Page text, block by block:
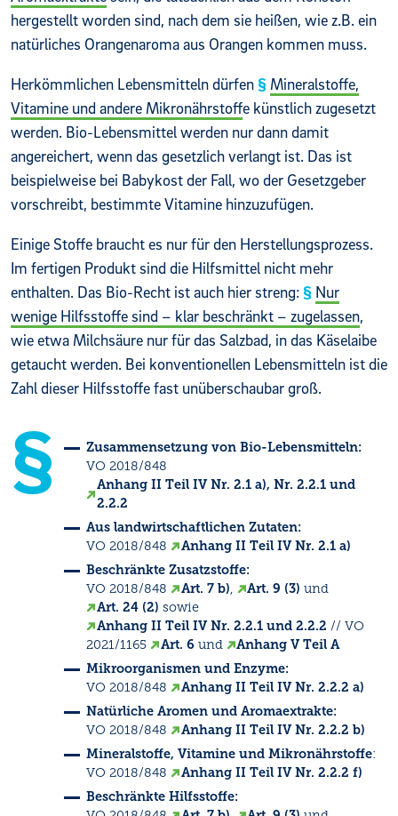
hergestellt worden sind, nach dem sie heißen, wie z.B. ein
natürliches Orangenaroma aus Orangen kommen muss.
Herkömmlichen Lebensmitteln dürfen
Mineralstoffe,
Vitamine und andere Mikronährstoffe künstlich zugesetzt
werden. Bio-Lebensmittel werden nur dann damit
angereichert, wenn das gesetzlich verlangt ist. Das ist
beispielweise bei Babykost der Fall, wo der Gesetzgeber
vorschreibt, bestimmte Vitamine hinzuzufügen.
Einige Stoffe braucht es nur für den Herstellungsprozess.
Im fertigen Produkt sind die Hilfsmittel nicht mehr
enthalten. Das Bio-Recht ist auch hier streng:
Nur
wenige Hilfsstoffe sind – klar beschränkt – zugelassen,
wie etwa Milchsäure nur für das Salzbad, in das Käselaibe
getaucht werden. Bei konventionellen Lebensmitteln ist die
Zahl dieser Hilfsstoffe fast unüberschaubar groß.
Zusammensetzung von Bio-Lebensmitteln:
VO 2018/848
Anhang II Teil IV Nr. 2.1 a), Nr. 2.2.1 und
2.2.2
Aus landwirtschaftlichen Zutaten:
VO 2018/848
Anhang II Teil IV Nr. 2.1 a)
Beschränkte Zusatzstoffe:
VO 2018/848
Art. 7 b), Art. 9 (3) und
Art. 24 (2) sowie
Anhang II Teil IV Nr. 2.2.1 und 2.2.2 // VO
2021/1165
Art. 6 und
Anhang V Teil A
Mikroorganismen und Enzyme:
VO 2018/848
Anhang II Teil IV Nr. 2.2.2 a)
Natürliche Aromen und Aromaextrakte:
VO 2018/848
Anhang II Teil IV Nr. 2.2.2 b)
Mineralstoffe, Vitamine und Mikronährstoffe:
VO 2018/848
Anhang II Teil IV Nr. 2.2.2 f)
Beschränkte Hilfsstoffe: